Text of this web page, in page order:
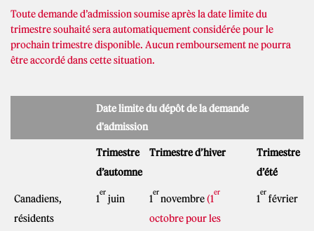
Toute demande d’admission soumise après la date limite du
trimestre souhaité sera automatiquement considérée pour le
prochain trimestre disponible. Aucun remboursement ne pourra
être accordé dans cette situation.
Date limite du dépôt de la demande
d'admission
Trimestre
d’automne
Trimestre d’hiver
Trimestre
d’été
Canadiens,
résidents
1
er
juin 1
er
novembre(1
er
octobre pour les
1
er
février